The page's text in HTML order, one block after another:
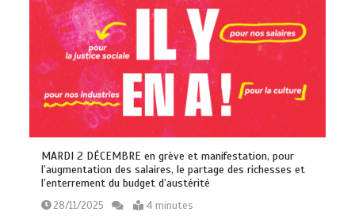
MARDI 2 DÉCEMBRE en grève et manifestation, pour
l’augmentation des salaires, le partage des richesses et
l’enterrement du budget d’austérité
28/11/2025
4 minutes